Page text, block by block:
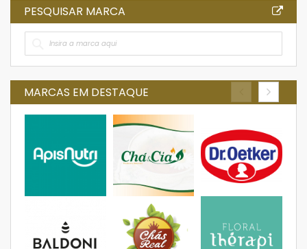
PESQUISAR MARCA
MARCAS EM DESTAQUE